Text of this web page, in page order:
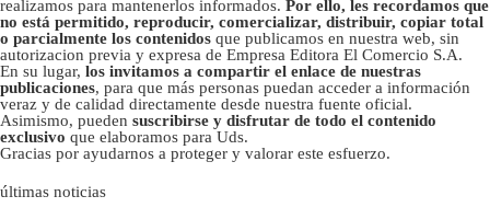
realizamos para mantenerlos informados. Por ello, les recordamos que
no está permitido, reproducir, comercializar, distribuir, copiar total
o parcialmente los contenidos que publicamos en nuestra web, sin
autorizacion previa y expresa de Empresa Editora El Comercio S.A.
En su lugar, los invitamos a compartir el enlace de nuestras
publicaciones, para que más personas puedan acceder a información
veraz y de calidad directamente desde nuestra fuente oficial.
Asimismo, pueden suscribirse y disfrutar de todo el contenido
exclusivo que elaboramos para Uds.
Gracias por ayudarnos a proteger y valorar este esfuerzo.
últimas noticias